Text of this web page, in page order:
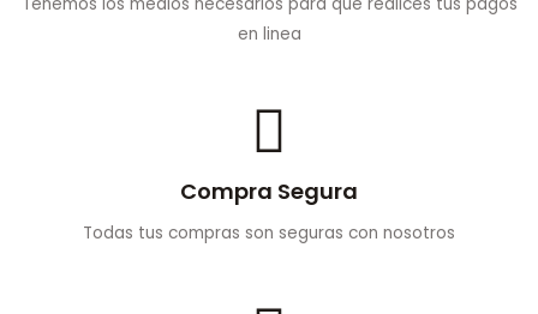
Tenemos los medios necesarios para que realices tus pagos
en linea
Compra Segura
Todas tus compras son seguras con nosotros